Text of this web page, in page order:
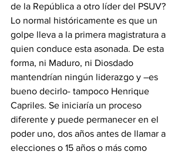
de la República a otro líder del PSUV?
Lo normal históricamente es que un
golpe lleva a la primera magistratura a
quien conduce esta asonada. De esta
forma, ni Maduro, ni Diosdado
mantendrían ningún liderazgo y –es
bueno decirlo- tampoco Henrique
Capriles. Se iniciaría un proceso
diferente y puede permanecer en el
poder uno, dos años antes de llamar a
elecciones o 15 años o más como